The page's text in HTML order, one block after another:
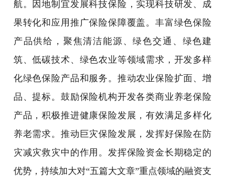
航。因地制宜发展科技保险，实现科技研发、成
果转化和应用推广保险保障覆盖。丰富绿色保险
产品供给，聚焦清洁能源、绿色交通、绿色建
筑、低碳技术、绿色农业等领域需求，开发多样
化绿色保险产品和服务。推动农业保险扩面、增
品、提标。鼓励保险机构开发各类商业养老保险
产品，积极推进健康保险发展，有效满足多样化
养老需求。推动巨灾保险发展，发挥好保险在防
灾减灾救灾中的作用。发挥保险资金长期稳定的
优势，持续加大对“五篇大文章”重点领域的融资支